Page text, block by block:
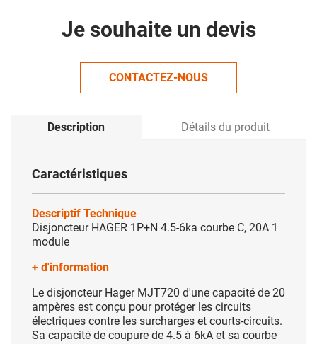
Je souhaite un devis
CONTACTEZ-NOUS
Description Détails du produit
Caractéristiques
Descriptif Technique
Disjoncteur HAGER 1P+N 4.5-6ka courbe C, 20A 1
module
+ d'information
Le disjoncteur Hager MJT720 d'une capacité de 20
ampères est conçu pour protéger les circuits
électriques contre les surcharges et courts-circuits.
Sa capacité de coupure de 4.5 à 6kA et sa courbe